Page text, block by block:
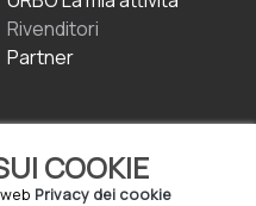
COOKIE
Privacy dei cookie
Rivenditori
Partner